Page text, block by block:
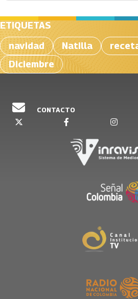
ETIQUETAS
navidad
Natilla
Diciembre
CONTACTO